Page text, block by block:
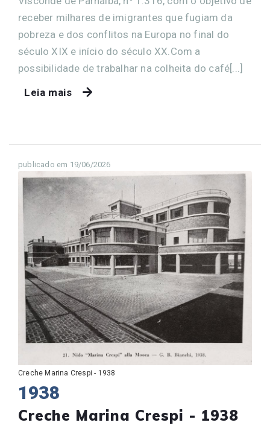
receber milhares de imigrantes que fugiam da
pobreza e dos conflitos na Europa no final do
século XIX e início do século XX.Com a
possibilidade de trabalhar na colheita do café[...]
Leia mais
publicado em 19/06/2026
Creche Marina Crespi - 1938
1938
Creche Marina Crespi - 1938